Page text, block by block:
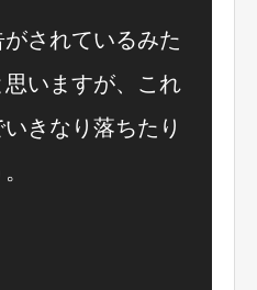
されているみた
いますが、これ
きなり落ちたり